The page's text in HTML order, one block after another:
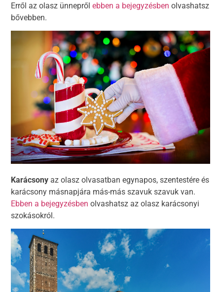
Erről az olasz ünneprőlebben a bejegyzésben olvashatsz
bővebben.
Karácsony az olasz olvasatban egynapos, szentestére és
karácsony másnapjára más-más szavuk szavuk van.
Ebben a bejegyzésben olvashatsz az olasz karácsonyi
szokásokról.